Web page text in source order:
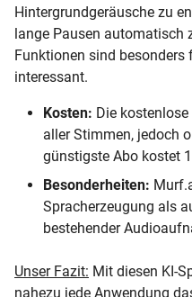
Hintergrundgeräusche zu
lange Pausen automatisch
Funktionen sind
interessant.
Kosten: Die
aller Stimmen, jedoch
günstigste Abo kostet
Besonderheiten:
Spracherzeugung als
bestehender
Unser Fazit: Mit diesen KI-
nahezu jede Anwendung